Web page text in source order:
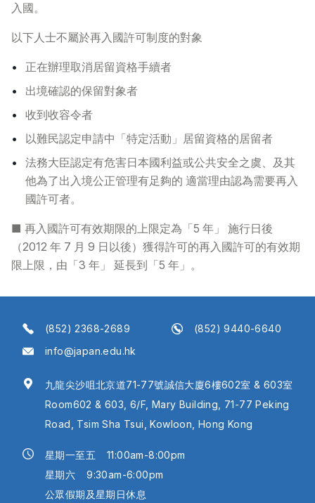
入國。
以下人士不屬於再入國許可制度的對象
正在辦理取消居留資格手續者
出境確認的保留對象者
收到收容令者
以難民認定申請中「特定活動」居留資格的居留者
法務大臣認定有危害日本國利益或公共安全之虞、及其
他為了出入境公正管理有足夠的 適當理由認為需要再入
國許可者。
■ 再入國許可有效期限的上限定為「5 年」 施行日後
（2012 年 7 月 9 日以後）獲得許可的再入國許可的有效期
限上限，由「3 年」 延長到「5 年」。
(852) 2368-2689
(852) 9440-6640
info@japan.edu.hk
九龍尖沙咀北京道71-77號誠信大廈6樓602室 & 603室
Room602 & 603, 6/F, Mary Building, 71-77 Peking
Road, Tsim Sha Tsui, Kowloon, Hong Kong
星期一至五
11:00am-8:00pm
星期六
9:30am-6:00pm
公眾假期及星期日休息